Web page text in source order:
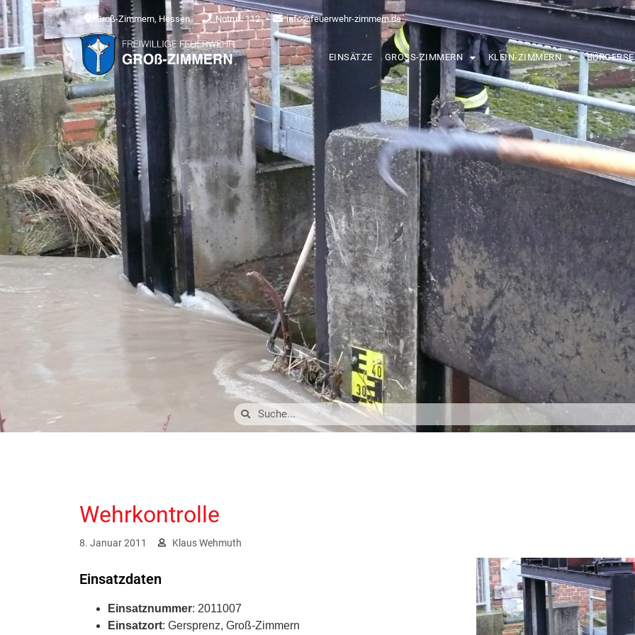
Groß-Zimmern, Hessen Notruf: 112 info@feuerwehr-zimmern.de
EINSÄTZE GROSS-ZIMMERN KLEIN-ZIMMERN
Wehrkontrolle
8. Januar 2011 Klaus Wehmuth
Einsatzdaten
Einsatznummer: 2011007
Einsatzort: Gersprenz, Groß-Zimmern